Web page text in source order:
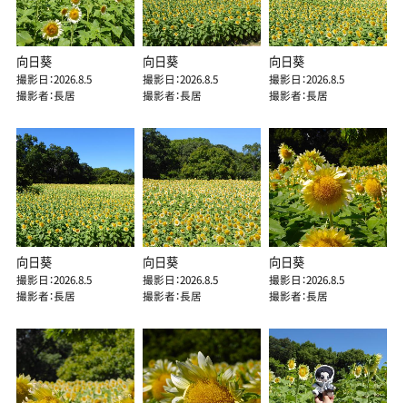
向日葵
撮影日：2026.8.5
撮影者：長居
向日葵
撮影日：2026.8.5
撮影者：長居
向日葵
撮影日：2026.8.5
撮影者：長居
向日葵
撮影日：2026.8.5
撮影者：長居
向日葵
撮影日：2026.8.5
撮影者：長居
向日葵
撮影日：2026.8.5
撮影者：長居